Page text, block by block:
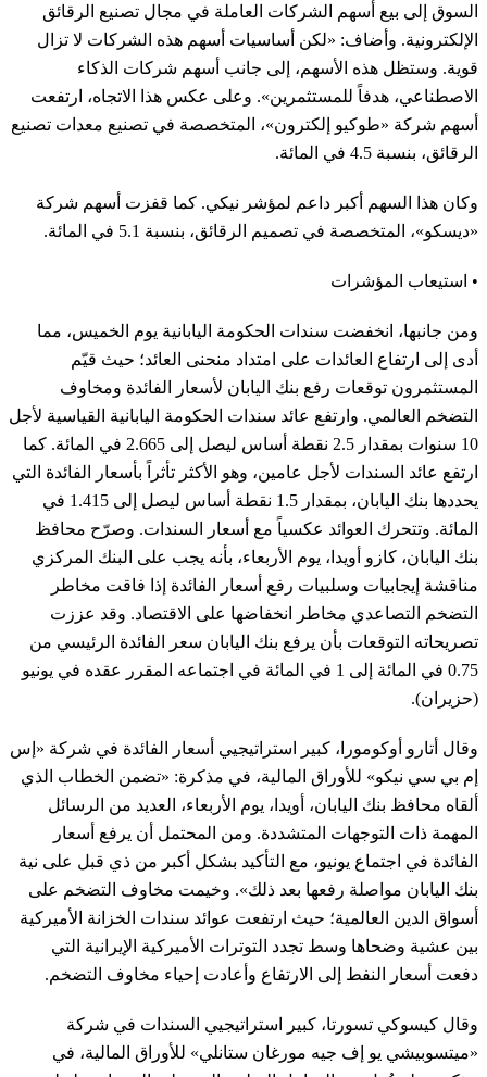
السوق إلى بيع أسهم الشركات العاملة في مجال تصنيع الرقائق
الإلكترونية. وأضاف: «لكن أساسيات أسهم هذه الشركات لا تزال
قوية. وستظل هذه الأسهم، إلى جانب أسهم شركات الذكاء
الاصطناعي، هدفاً للمستثمرين». وعلى عكس هذا الاتجاه، ارتفعت
أسهم شركة «طوكيو إلكترون»، المتخصصة في تصنيع معدات تصنيع
الرقائق، بنسبة 4.5 في المائة.
وكان هذا السهم أكبر داعم لمؤشر نيكي. كما قفزت أسهم شركة
«ديسكو»، المتخصصة في تصميم الرقائق، بنسبة 5.1 في المائة.
• استيعاب المؤشرات
ومن جانبها، انخفضت سندات الحكومة اليابانية يوم الخميس، مما
أدى إلى ارتفاع العائدات على امتداد منحنى العائد؛ حيث قيّم
المستثمرون توقعات رفع بنك اليابان لأسعار الفائدة ومخاوف
التضخم العالمي. وارتفع عائد سندات الحكومة اليابانية القياسية لأجل
10 سنوات بمقدار 2.5 نقطة أساس ليصل إلى 2.665 في المائة. كما
ارتفع عائد السندات لأجل عامين، وهو الأكثر تأثراً بأسعار الفائدة التي
يحددها بنك اليابان، بمقدار 1.5 نقطة أساس ليصل إلى 1.415 في
المائة. وتتحرك العوائد عكسياً مع أسعار السندات. وصرّح محافظ
بنك اليابان، كازو أويدا، يوم الأربعاء، بأنه يجب على البنك المركزي
مناقشة إيجابيات وسلبيات رفع أسعار الفائدة إذا فاقت مخاطر
التضخم التصاعدي مخاطر انخفاضها على الاقتصاد. وقد عززت
تصريحاته التوقعات بأن يرفع بنك اليابان سعر الفائدة الرئيسي من
0.75 في المائة إلى 1 في المائة في اجتماعه المقرر عقده في يونيو
(حزيران).
وقال أتارو أوكومورا، كبير استراتيجيي أسعار الفائدة في شركة «إس
إم بي سي نيكو» للأوراق المالية، في مذكرة: «تضمن الخطاب الذي
ألقاه محافظ بنك اليابان، أويدا، يوم الأربعاء، العديد من الرسائل
المهمة ذات التوجهات المتشددة. ومن المحتمل أن يرفع أسعار
الفائدة في اجتماع يونيو، مع التأكيد بشكل أكبر من ذي قبل على نية
بنك اليابان مواصلة رفعها بعد ذلك». وخيمت مخاوف التضخم على
أسواق الدين العالمية؛ حيث ارتفعت عوائد سندات الخزانة الأميركية
بين عشية وضحاها وسط تجدد التوترات الأميركية الإيرانية التي
دفعت أسعار النفط إلى الارتفاع وأعادت إحياء مخاوف التضخم.
وقال كيسوكي تسورتا، كبير استراتيجيي السندات في شركة
«ميتسوبيشي يو إف جيه مورغان ستانلي» للأوراق المالية، في